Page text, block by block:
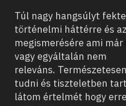
Túl nagy hangsúlyt
történelmi háttérre és
megismerésére ami
vagy egyáltalán nem
releváns.
tudni és tiszteletben
látom értelmét hogy